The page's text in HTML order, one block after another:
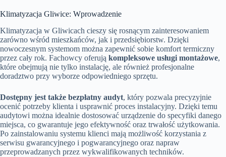
Klimatyzacja Gliwice: Wprowadzenie
Klimatyzacja w Gliwicach cieszy się rosnącym zainteresowaniem
zarówno wśród mieszkańców, jak i przedsiębiorstw. Dzięki
nowoczesnym systemom można zapewnić sobie komfort termiczny
przez cały rok. Fachowcy oferują kompleksowe usługi montażowe,
które obejmują nie tylko instalację, ale również profesjonalne
doradztwo przy wyborze odpowiedniego sprzętu.
Dostępny jest także bezpłatny audyt, który pozwala precyzyjnie
ocenić potrzeby klienta i usprawnić proces instalacyjny. Dzięki temu
audytowi można idealnie dostosować urządzenie do specyfiki danego
miejsca, co gwarantuje jego efektywność oraz trwałość użytkowania.
Po zainstalowaniu systemu klienci mają możliwość korzystania z
serwisu gwarancyjnego i pogwarancyjnego oraz napraw
przeprowadzanych przez wykwalifikowanych techników.